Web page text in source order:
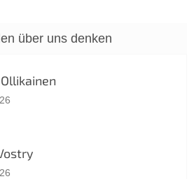
Bewertung beträgt 5 von 5 Sternen.
Bewertung beträgt 5 von 5 Sternen.